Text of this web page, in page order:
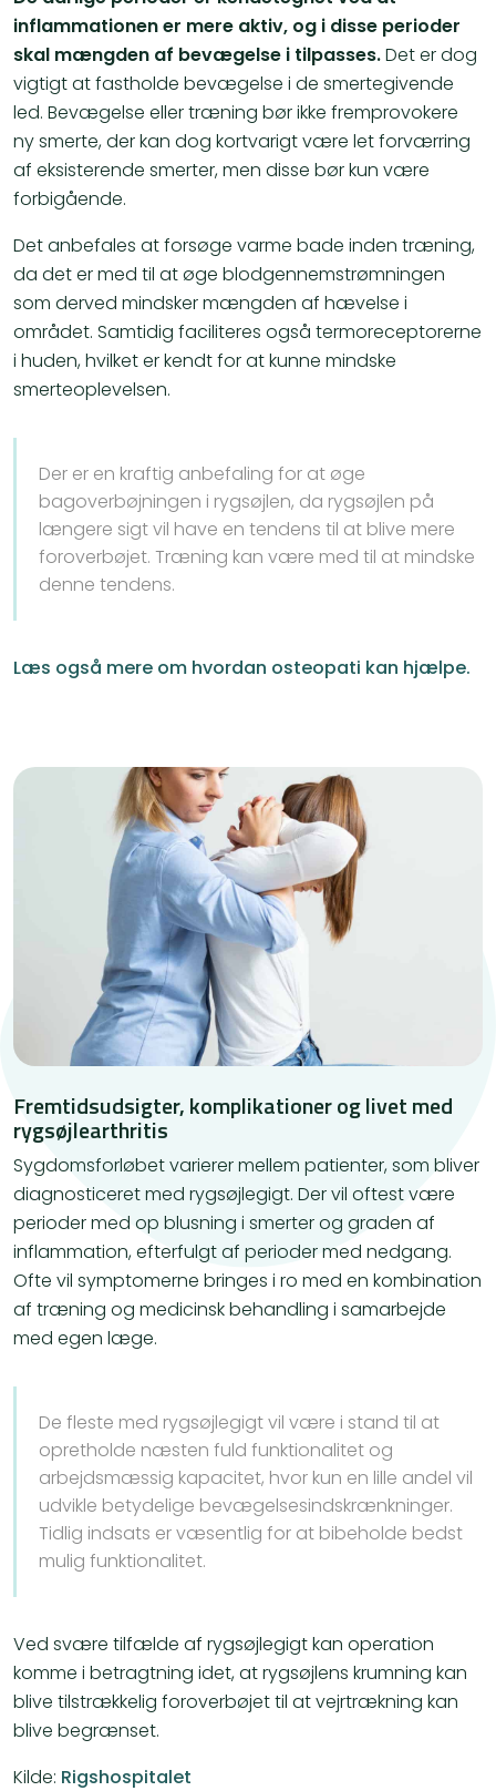
inflammationen er mere aktiv, og i disse perioder
skal mængden af bevægelse i tilpasses.Det er dog
vigtigt at fastholde bevægelse i de smertegivende
led. Bevægelse eller træning bør ikke fremprovokere
ny smerte, der kan dog kortvarigt være let forværring
af eksisterende smerter, men disse bør kun være
forbigående.
Det anbefales at forsøge varme bade inden træning,
da det er med til at øge blodgennemstrømningen
som derved mindsker mængden af hævelse i
området. Samtidig faciliteres også termoreceptorerne
i huden, hvilket er kendt for at kunne mindske
smerteoplevelsen.
Der er en kraftig anbefaling for at øge
bagoverbøjningen i rygsøjlen, da rygsøjlen på
længere sigt vil have en tendens til at blive mere
foroverbøjet. Træning kan være med til at mindske
denne tendens.
Læs også mere om hvordan osteopati kan hjælpe.
Fremtidsudsigter, komplikationer og livet med
rygsøjlearthritis​
Sygdomsforløbet varierer mellem patienter, som bliver
diagnosticeret med rygsøjlegigt. Der vil oftest være
perioder med op blusning i smerter og graden af
inflammation, efterfulgt af perioder med nedgang.
Ofte vil symptomerne bringes i ro med en kombination
af træning og medicinsk behandling i samarbejde
med egen læge.
De fleste med rygsøjlegigt vil være i stand til at
opretholde næsten fuld funktionalitet og
arbejdsmæssig kapacitet, hvor kun en lille andel vil
udvikle betydelige bevægelsesindskrænkninger.
Tidlig indsats er væsentlig for at bibeholde bedst
mulig funktionalitet.
Ved svære tilfælde af rygsøjlegigt kan operation
komme i betragtning idet, at rygsøjlens krumning kan
blive tilstrækkelig foroverbøjet til at vejrtrækning kan
blive begrænset.
Kilde: Rigshospitalet